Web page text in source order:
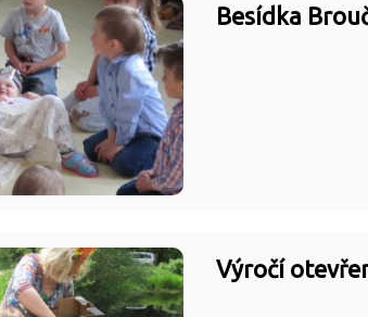
Besídka
Výročí